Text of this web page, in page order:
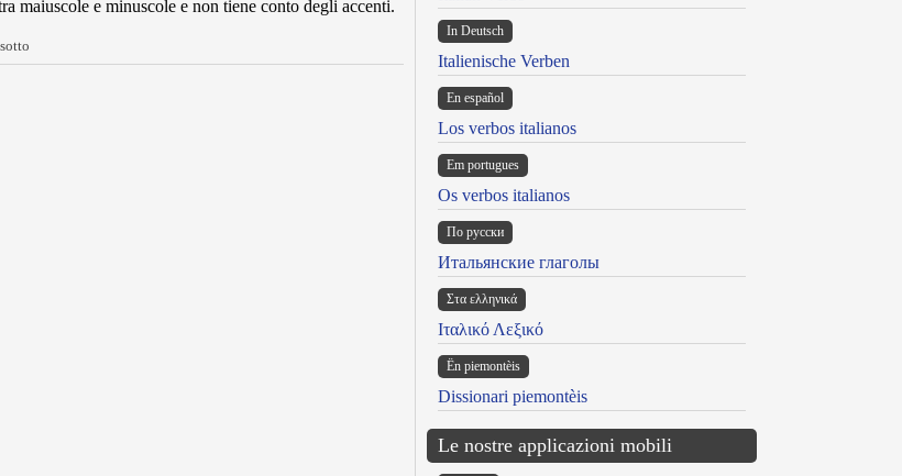
maiuscole e minuscole e non tiene conto degli accenti.
In Deutsch
Italienische Verben
En español
Los verbos italianos
Em portugues
Os verbos italianos
По русски
Итальянские глаголы
Στα ελληνικά
Ιταλικό Λεξικό
Ën piemontèis
Dissionari piemontèis
Le nostre applicazioni mobili